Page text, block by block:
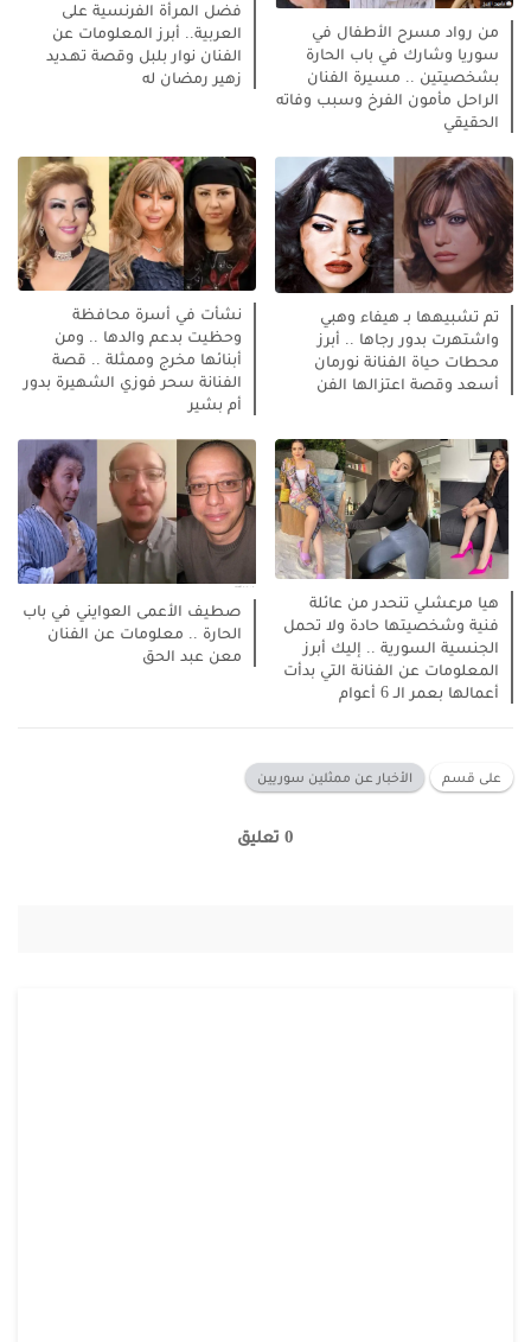
من رواد مسرح الأطفال في
سوريا وشارك في باب الحارة
بشخصيتين .. مسيرة الفنان
الراحل مأمون الفرخ وسبب وفاته
الحقيقي
فضل المرأة الفرنسية على
العربية.. أبرز المعلومات عن
الفنان نوار بلبل وقصة تهـديد
زهير رمضان له
تم تشبيهها بـ هيفاء وهبي
واشتهرت بدور رجاها .. أبرز
محطات حياة الفنانة نورمان
أسعد وقصة اعتزالها الفن
نشأت في أسرة محافظة
وحظيت بدعم والدها .. ومن
أبنائها مخرج وممثلة .. قصة
الفنانة سحر فوزي الشهيرة بدور
أم بشير
هيا مرعشلي تنحدر من عائلة
فنية وشخصيتها حادة ولا تحمل
الجنسية السورية .. إليك أبرز
المعلومات عن الفنانة التي بدأت
أعمالها بعمر الـ 6 أعوام
صطيف الأعمى العوايني في باب
الحارة .. معلومات عن الفنان
معن عبد الحق
على قسم الأخبار عن ممثلين سوريين
0 تعليق